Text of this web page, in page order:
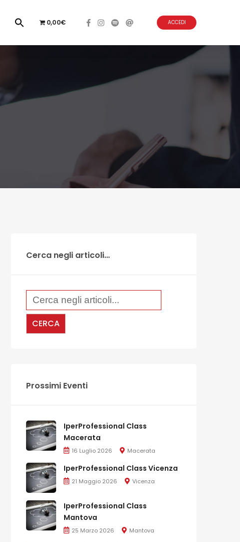
0,00€ ACCEDI
Cerca negli articoli…
Prossimi Eventi
IperProfessional Class
Macerata
16 Luglio 2026 Macerata
IperProfessional Class Vicenza
21 Maggio 2026 Vicenza
IperProfessional Class
Mantova
25 Marzo 2026 Mantova